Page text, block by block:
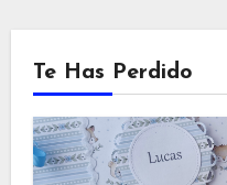
Te Has Perdido